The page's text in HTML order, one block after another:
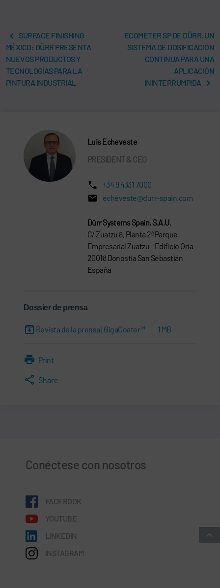
SURFACE FINISHING
MÉXICO: DÜRR PRESENTA
NUEVOS PRODUCTOS Y
TECNOLOGÍAS PARA LA
PINTURA INDUSTRIAL
ECOMETER SP DE DÜRR, UN
SISTEMA DE DOSIFICACIÓN
CONTINUA PARA UNA
APLICACIÓN
ININTERRUMPIDA
Luis Echeveste
PRESIDENT & CEO
+34 9 4331 7000
echeveste@durr-spain.com
Dürr Systems Spain, S.A.U.
C/ Zuatzu 8, Planta 2ª Parque
Empresarial Zuatzu - Edificio Oria
20018 Donostia San Sebastián
España
Dossier de prensa
Revista de la prensa | GigaCoater™ 1 MB
Print
Share
Conéctese con nosotros
FACEBOOK
YOUTUBE
LINKEDIN
INSTAGRAM